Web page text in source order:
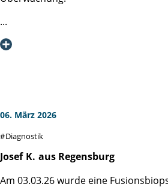
Aus diesem Anlass möchte ich
Diagnostik der Martini-Klinik loben.
Fusionsbiopsie, d.h. das Bild des
rektalen Ultraschalls werden
06. März 2026
Diagnostik
Josef K. aus Regensburg
Am 03.03.26 wurde eine